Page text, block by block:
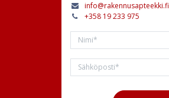
info@rakennusapteekki.fi
+358 19 233 975